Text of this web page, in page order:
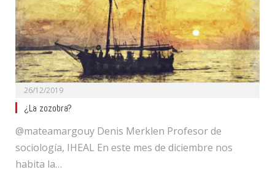
26/12/2019
¿La zozobra?
@mateamargouy Denis Merklen Profesor de
sociología, IHEAL En este mes de diciembre nos
habita la…